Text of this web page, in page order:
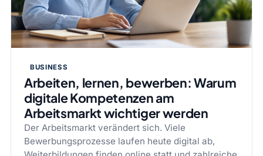
BUSINESS
Arbeiten, lernen, bewerben: Warum
digitale Kompetenzen am
Arbeitsmarkt wichtiger werden
Der Arbeitsmarkt verändert sich. Viele
Bewerbungsprozesse laufen heute digital ab,